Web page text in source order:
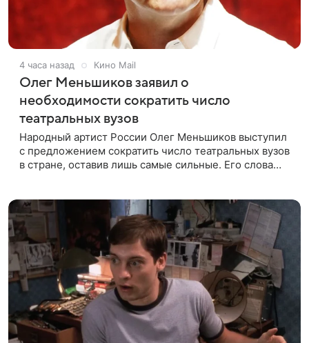
4 часа назад Кино Mail
Олег Меньшиков заявил о
необходимости сократить число
театральных вузов
Народный артист России Олег Меньшиков выступил
с предложением сократить число театральных вузов
в стране, оставив лишь самые сильные. Его слова